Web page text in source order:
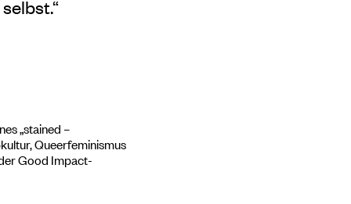
„stained –
Queerfeminismus
Good Impact-